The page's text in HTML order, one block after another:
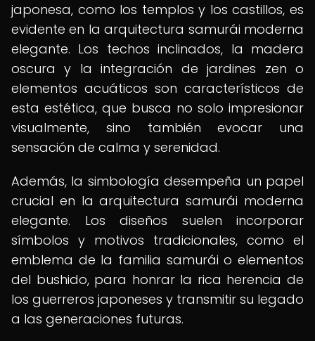
japonesa, como los templos y los castillos, es
evidente en la arquitectura samurái moderna
elegante. Los techos inclinados, la madera
oscura y la integración de jardines zen o
elementos acuáticos son característicos de
esta estética, que busca no solo impresionar
visualmente, sino también evocar una
sensación de calma y serenidad.
Además, la simbología desempeña un papel
crucial en la arquitectura samurái moderna
elegante. Los diseños suelen incorporar
símbolos y motivos tradicionales, como el
emblema de la familia samurái o elementos
del bushido, para honrar la rica herencia de
los guerreros japoneses y transmitir su legado
a las generaciones futuras.